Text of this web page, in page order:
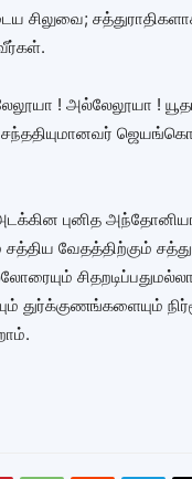
! அல்லேலூயா !
சந்ததியுமானவர்
புனித
சத்திய வேதத்திற்கும்
துர்க்குணங்களையும்